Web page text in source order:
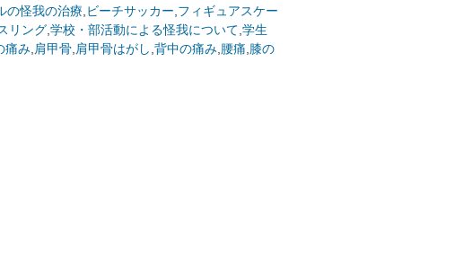
の怪我の治療 ビーチサッカー フィギュアスケー
リング 学校・部活動による怪我について 学生
痛み 肩甲骨 肩甲骨はがし 背中の痛み 腰痛 膝の